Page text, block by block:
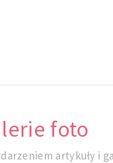
foto
artykuły i